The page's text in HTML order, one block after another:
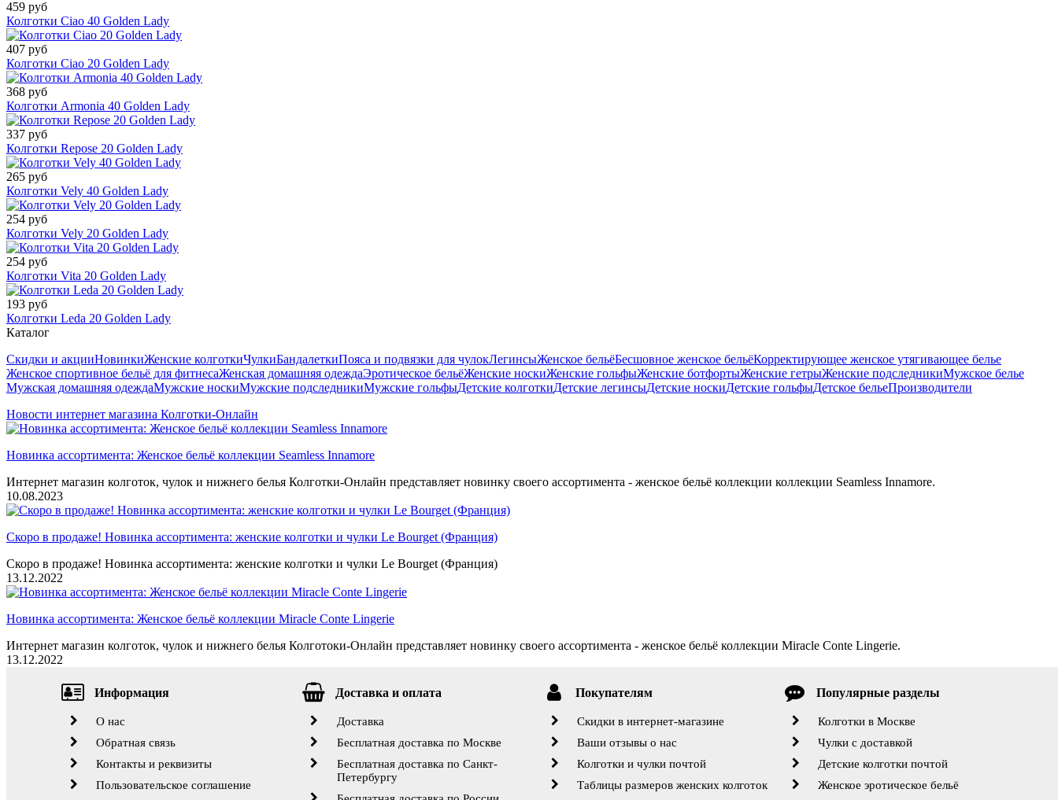
459 руб
Колготки Ciao 40 Golden Lady
407 руб
Колготки Ciao 20 Golden Lady
368 руб
Колготки Armonia 40 Golden Lady
337 руб
Колготки Repose 20 Golden Lady
265 руб
Колготки Vely 40 Golden Lady
254 руб
Колготки Vely 20 Golden Lady
254 руб
Колготки Vita 20 Golden Lady
193 руб
Колготки Leda 20 Golden Lady
Каталог
Скидки и акцииНовинкиЖенские колготкиЧулкиБандалеткиПояса и подвязки для чулокЛегинсыЖенское бельёБесшовное женское бельёКорректирующее женское утягивающее белье
Женское спортивное бельё для фитнесаЖенская домашняя одеждаЭротическое бельёЖенские носкиЖенские гольфыЖенские ботфортыЖенские гетрыЖенские подследникиМужское белье
Мужская домашняя одеждаМужские носкиМужские подследникиМужские гольфыДетские колготкиДетские легинсыДетские носкиДетские гольфыДетское бельеПроизводители
Новости интернет магазина Колготки-Онлайн
Новинка ассортимента: Женское бельё коллекции Seamless Innamore
Интернет магазин колготок, чулок и нижнего белья Колготки-Онлайн представляет новинку своего ассортимента - женское бельё коллекции коллекции Seamless Innamore.
10.08.2023
Скоро в продаже! Новинка ассортимента: женские колготки и чулки Le Bourget (Франция)
Скоро в продаже! Новинка ассортимента: женские колготки и чулки Le Bourget (Франция)
13.12.2022
Новинка ассортимента: Женское бельё коллекции Miracle Conte Lingerie
Интернет магазин колготок, чулок и нижнего белья Колготоки-Онлайн представляет новинку своего ассортимента - женское бельё коллекции Miracle Conte Lingerie.
13.12.2022
Информация
О нас
Обратная связь
Контакты и реквизиты
Пользовательское соглашение
Доставка и оплата
Доставка
Бесплатная доставка по Москве
Бесплатная доставка по Санкт-
Петербургу
Покупателям
Скидки в интернет-магазине
Ваши отзывы о нас
Колготки и чулки почтой
Таблицы размеров женских колготок
Популярные разделы
Колготки в Москве
Чулки с доставкой
Детские колготки почтой
Женское эротическое бельё